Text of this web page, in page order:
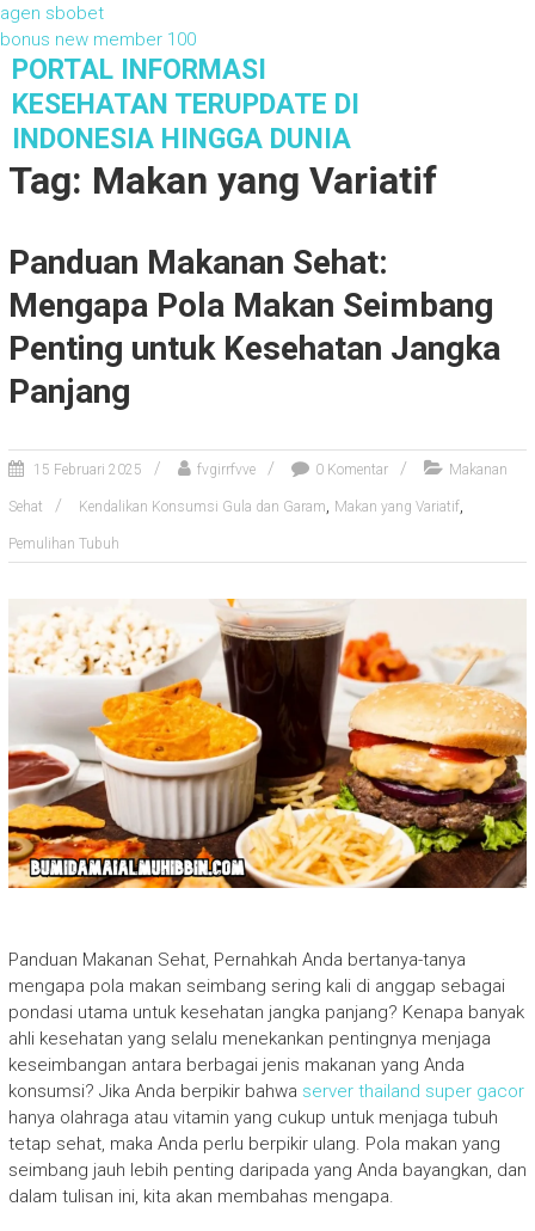
agen sbobet
bonus new member 100
PORTAL INFORMASI
KESEHATAN TERUPDATE DI
INDONESIA HINGGA DUNIA
Tag: Makan yang Variatif
Panduan Makanan Sehat:
Mengapa Pola Makan Seimbang
Penting untuk Kesehatan Jangka
Panjang
15 Februari 2025 fvgirrfvve 0 Komentar Makanan
Sehat Kendalikan Konsumsi Gula dan Garam, Makan yang Variatif,
Pemulihan Tubuh
Panduan Makanan Sehat, Pernahkah Anda bertanya-tanya
mengapa pola makan seimbang sering kali di anggap sebagai
pondasi utama untuk kesehatan jangka panjang? Kenapa banyak
ahli kesehatan yang selalu menekankan pentingnya menjaga
keseimbangan antara berbagai jenis makanan yang Anda
konsumsi? Jika Anda berpikir bahwa server thailand super gacor
hanya olahraga atau vitamin yang cukup untuk menjaga tubuh
tetap sehat, maka Anda perlu berpikir ulang. Pola makan yang
seimbang jauh lebih penting daripada yang Anda bayangkan, dan
dalam tulisan ini, kita akan membahas mengapa.